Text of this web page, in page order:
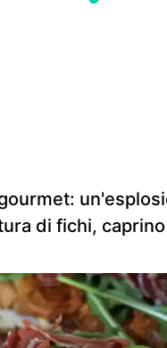
di fichi,